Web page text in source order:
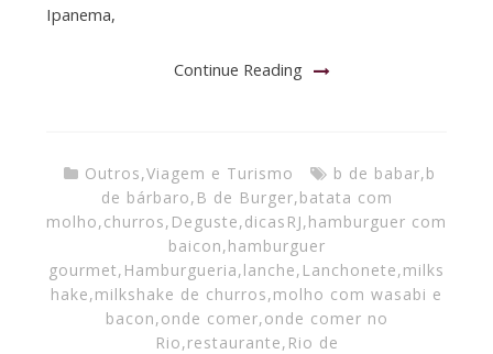
Ipanema,
Continue Reading
Outros,Viagem e Turismo b de babar,b
de bárbaro, B de Burger,batata com
molho,churros, Deguste,dicasRJ,hamburguer com
baicon,hamburguer
gourmet, Hamburgueria,lanche, Lanchonete,milks
hake,milkshake de churros,molho com wasabi e
bacon,onde comer,onde comer no
Rio,restaurante, Rio de